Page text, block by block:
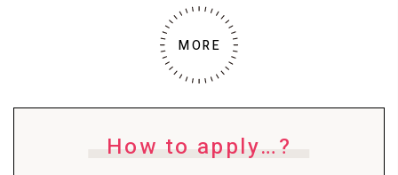
MORE
How to apply…?